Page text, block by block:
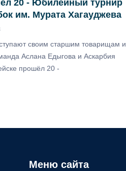
20 - Юбилейный турнир
им. Мурата Хагауджева
своим старшим товарищам и
Аслана Едыгова и Аскарбия
прошёл 20 -
Меню сайта